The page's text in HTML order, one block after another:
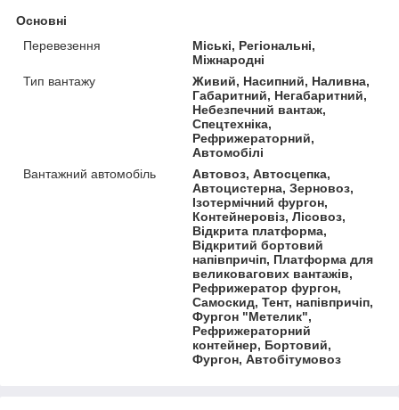
Основні
Перевезення
Міські, Регіональні,
Міжнародні
Тип вантажу
Живий, Насипний, Наливна,
Габаритний, Негабаритний,
Небезпечний вантаж,
Спецтехніка,
Рефрижераторний,
Автомобілі
Вантажний автомобіль
Автовоз, Автосцепка,
Автоцистерна, Зерновоз,
Ізотермічний фургон,
Контейнеровіз, Лісовоз,
Відкрита платформа,
Відкритий бортовий
напівпричіп, Платформа для
великовагових вантажів,
Рефрижератор фургон,
Самоскид, Тент, напівпричіп,
Фургон "Метелик",
Рефрижераторний
контейнер, Бортовий,
Фургон, Автобітумовоз